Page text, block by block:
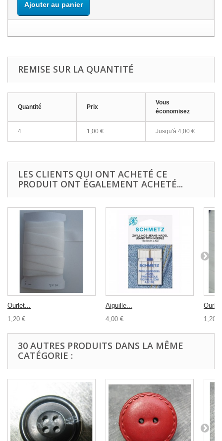
Ajouter au panier
REMISE SUR LA QUANTITÉ
Quantité Prix
Vous
économisez
4 1,00 € Jusqu'à 4,00 €
LES CLIENTS QUI ONT ACHETÉ CE
PRODUIT ONT ÉGALEMENT ACHETÉ...
Ourlet...
1,20 €
Aiguille...
4,00 €
1,20 €
30 AUTRES PRODUITS DANS LA MÊME
CATÉGORIE :